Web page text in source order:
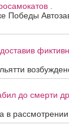
.
Победы
до смерти
в